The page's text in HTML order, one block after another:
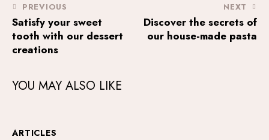
PREVIOUS
Satisfy your sweet
tooth with our dessert
creations
NEXT
Discover the secrets of
our house-made pasta
YOU MAY ALSO LIKE
ARTICLES